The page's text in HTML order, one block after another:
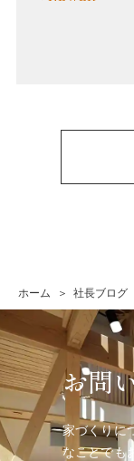
ホーム 社長ブログ
お問
家づくりに
なことでも